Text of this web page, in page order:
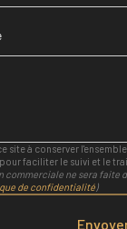
site à conserver
faciliter le suivi et le
commerciale ne sera faite
de confidentialité)